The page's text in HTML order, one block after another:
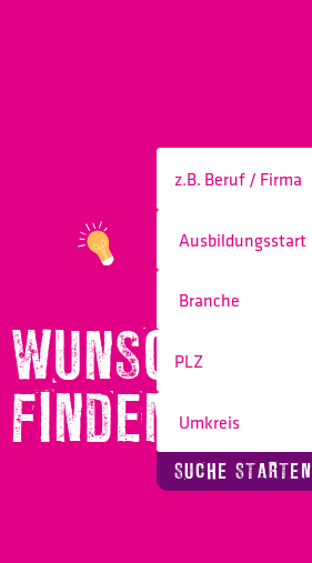
WUNSCHBERUF
FINDEN!
SUCHE STARTEN